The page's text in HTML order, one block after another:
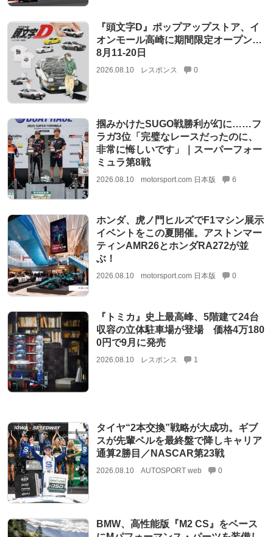
『頭文字D』ポップアップストア、イ
オンモール高崎に期間限定オープン…
8月11‐20日
2026.08.10 レスポンス 0
掴みかけたSUGO戦勝利が幻に……フ
ラガ3位「完璧なレースだったのに、
非常に悔しいです」｜スーパーフォー
ミュラ第8戦
2026.08.10 motorsport.com 日本版 6
ホンダ、虎ノ門ヒルズでF1マシン展示
イベントをこの夏開催。アストンマー
ティンAMR26とホンダRA272が並
ぶ！
2026.08.10 motorsport.com 日本版 0
『トミカ』史上最高峰、5階建て24台
収容の立体駐車場が登場 価格4万180
0円で9月に発売
2026.08.10 レスポンス 1
タイヤ“2本交換”戦略が大成功。ギブ
スが先輩ベルを最終盤で降しキャリア
通算2勝目／NASCAR第23戦
2026.08.10 AUTOSPORT web 0
BMW、高性能版『M2 CS』をベース